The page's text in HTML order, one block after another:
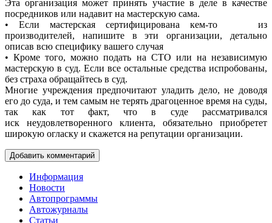
Эта организация может принять участие в деле в качестве
посредников или надавит на мастерскую сама.
• Если мастерская сертифицирована кем-тоиз
производителей, напишите в эти организации, детально
описав всю специфику вашего случая
• Кроме того, можно подать на СТО или на независимую
мастерскую в суд. Если все остальные средства испробованы,
без страха обращайтесь в суд.
Многие учреждения предпочитают уладить дело, не доводя
его до суда, и тем самым не терять драгоценное время на суды,
так как тот факт, что в суде рассматривался
иск неудовлетворенного клиента, обязательно приобретет
широкую огласку и скажется на репутации организации.
Добавить комментарий
Информация
Новости
Автопрограммы
Автожурналы
Статьи